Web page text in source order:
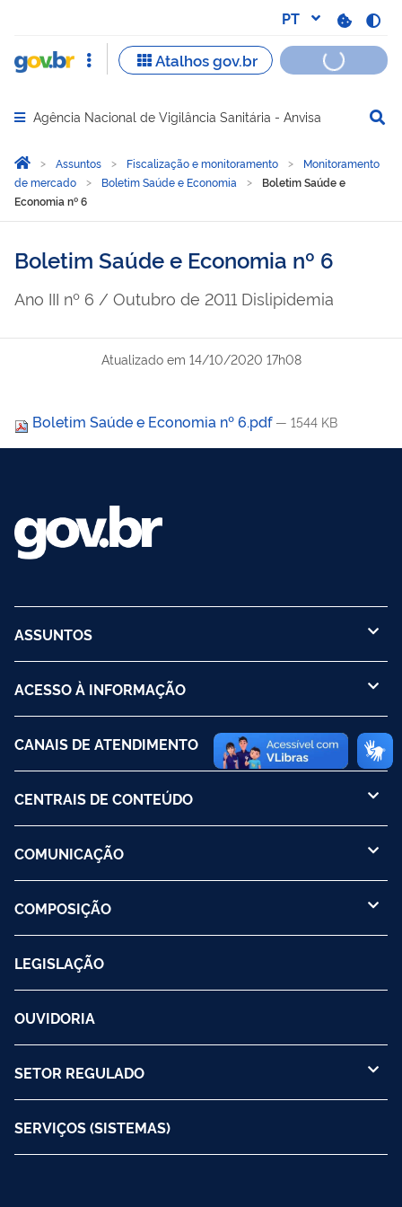
Abrir menu principal de navegação
Agência Nacional de Vigilância Sanitária - Anvisa
Você está aqui:
Página Inicial
Assuntos Fiscalização e monitoramento
Monitoramento
de mercado
Boletim Saúde e Economia
Boletim Saúde e
Economia nº 6
Boletim Saúde e Economia nº 6
Ano III nº 6 / Outubro de 2011 Dislipidemia
Atualizado em 14/10/2020 17h08
Boletim Saúde e Economia nº 6.pdf — 1544 KB
ASSUNTOS
ACESSO À INFORMAÇÃO
CANAIS DE ATENDIMENTO
CENTRAIS DE CONTEÚDO
COMUNICAÇÃO
COMPOSIÇÃO
LEGISLAÇÃO
OUVIDORIA
SETOR REGULADO
SERVIÇOS (SISTEMAS)